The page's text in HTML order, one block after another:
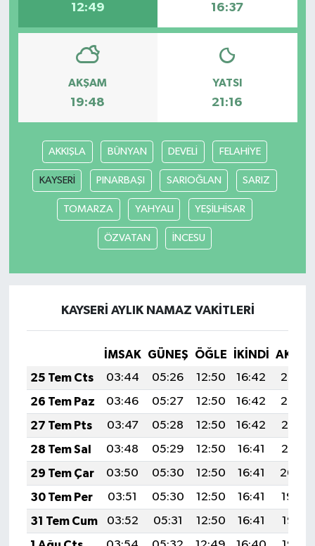
12:49 16:37
AKŞAM
19:48
YATSI
21:16
AKKIŞLA BÜNYAN DEVELİ FELAHİYE
KAYSERİ PINARBAŞI SARIOĞLAN SARIZ
TOMARZA YAHYALI YEŞİLHİSAR
ÖZVATAN İNCESU
KAYSERİ AYLIK NAMAZ VAKITLERI
İMSAK GÜNEŞ ÖĞLE İKINDI
25 Tem Cts
03:44 05:26 12:50 16:42
20:03
26 Tem Paz
03:46 05:27 12:50 16:42
20:02
27 Tem Pts
03:47 05:28 12:50 16:42
20:01
28 Tem Sal
03:48 05:29 12:50 16:41
20:01
29 Tem Çar
03:50 05:30 12:50 16:41
20:00
30 Tem Per
03:51 05:30 12:50 16:41
19:59
31 Tem Cum
03:52 05:31 12:50 16:41
19:58